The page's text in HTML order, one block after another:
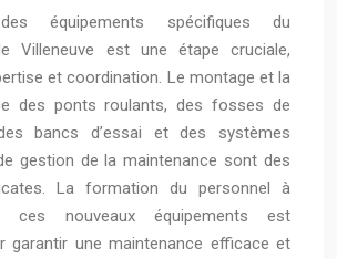
des équipements spécifiques du
Villeneuve est une étape cruciale,
et coordination. Le montage et la
des ponts roulants, des fosses de
bancs d’essai et des systèmes
gestion de la maintenance sont des
La formation du personnel à
ces nouveaux équipements est
garantir une maintenance efficace et